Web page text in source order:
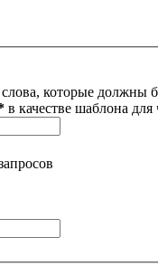
которые должны
в качестве шаблона